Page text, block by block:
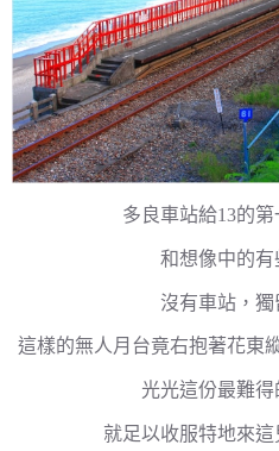
多良車站給13的
和想像中的有
沒有車站，獨
這樣的無人月台竟右抱著花東
光光這份最難
就足以收服特地來